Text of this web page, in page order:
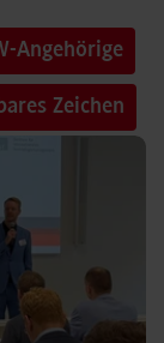
Angehörige
Zeichen